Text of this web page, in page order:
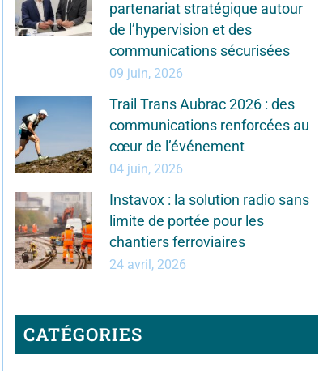
partenariat stratégique autour
de l’hypervision et des
communications sécurisées
09 juin, 2026
Trail Trans Aubrac 2026 : des
communications renforcées au
cœur de l’événement
04 juin, 2026
Instavox : la solution radio sans
limite de portée pour les
chantiers ferroviaires
24 avril, 2026
CATÉGORIES